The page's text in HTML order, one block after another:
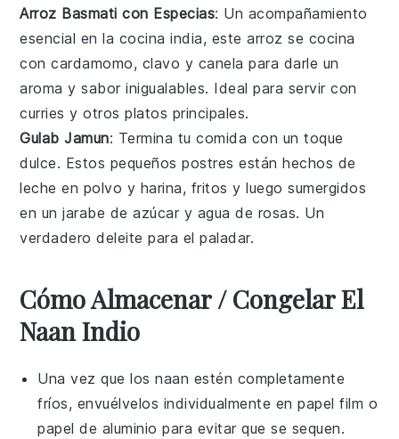
Arroz Basmati con Especias: Un acompañamiento
esencial en la cocina india, estearroz se cocina
concardamomo, clavo y canela para darle un
aroma y sabor inigualables. Ideal para servir con
curries y otros platos principales.
Gulab Jamun: Termina tu comida con un toque
dulce. Estos pequeñospostres están hechos de
leche en polvo y harina, fritos y luego sumergidos
en un jarabe deazúcar y agua de rosas. Un
verdadero deleite para el paladar.
Cómo Almacenar / Congelar El
Naan Indio
Una vez que losnaan estén completamente
fríos, envuélvelos individualmente en papel film o
papel de aluminio para evitar que se sequen.